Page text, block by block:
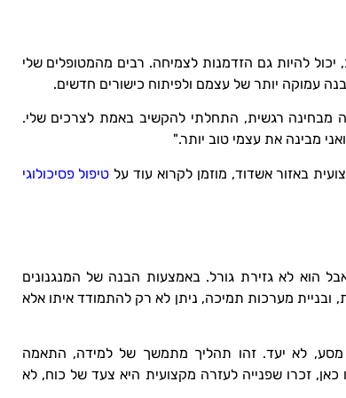
להיות גם הזדמנות לצמיחה. רבים מהמטופלים שלי
עמוקה יותר של עצמם ולפיתוח כישורים חדשים.
לקצה מבחינה רגשית, התחלתי להקשיב באמת לצרכים שלי.
מבינה את עצמי טוב יותר."
באזור אשדוד, מוזמן לקרוא עוד על טיפול פסיכולוגי
הוא לא גזירת גורל. באמצעות הבנה של המנגנונים
ובניית מערכות תמיכה, ניתן לא רק להתמודד איתו אלא
לא יעד. זהו תהליך מתמשך של למידה, התאמה
זכרו שפנייה לעזרה מקצועית היא צעד של כוח, לא